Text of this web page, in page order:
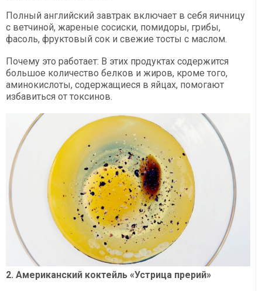
Полный английский завтрак включает в себя яичницу
с ветчиной, жареные сосиски, помидоры, грибы,
фасоль, фруктовый сок и свежие тосты с маслом.
Почему это работает: В этих продуктах содержится
большое количество белков и жиров, кроме того,
аминокислоты, содержащиеся в яйцах, помогают
избавиться от токсинов.
2. Американский коктейль «Устрица прерий»